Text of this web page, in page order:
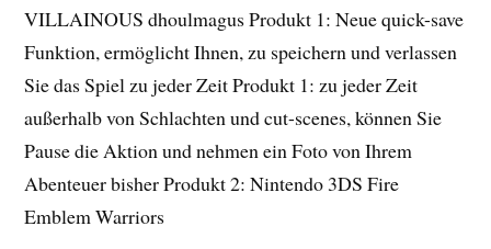
VILLAINOUS dhoulmagus Produkt 1: Neue quick-save
Funktion, ermöglicht Ihnen, zu speichern und verlassen
Sie das Spiel zu jeder Zeit Produkt 1: zu jeder Zeit
außerhalb von Schlachten und cut-scenes, können Sie
Pause die Aktion und nehmen ein Foto von Ihrem
Abenteuer bisher Produkt 2: Nintendo 3DS Fire
Emblem Warriors